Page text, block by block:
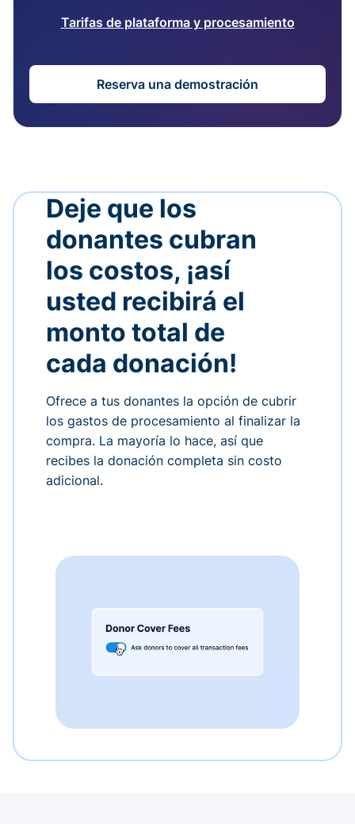
Tarifas de plataforma y procesamiento
Reserva una demostración
Deje que los
donantes cubran
los costos, ¡así
usted recibirá el
monto total de
cada donación!
Ofrece a tus donantes la opción de cubrir
los gastos de procesamiento al finalizar la
compra. La mayoría lo hace, así que
recibes la donación completa sin costo
adicional.